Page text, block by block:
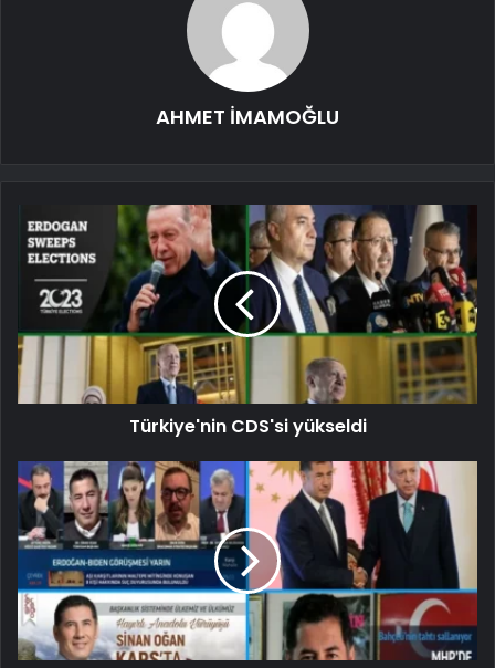
AHMET İMAMOĞLU
Türkiye'nin CDS'si yükseldi